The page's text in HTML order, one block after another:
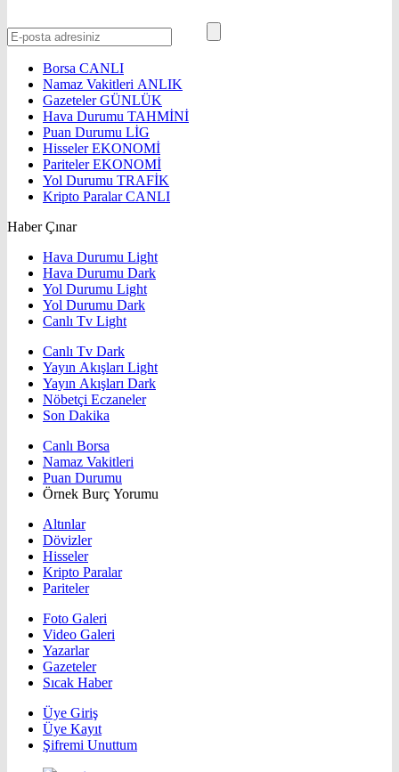
Borsa CANLI
Namaz Vakitleri ANLIK
GazetelerGÜNLÜK
Hava Durumu TAHMİNİ
Puan Durumu LİG
HisselerEKONOMİ
ParitelerEKONOMİ
Yol Durumu TRAFİK
Kripto ParalarCANLI
Haber Çınar
Hava Durumu Light
Hava Durumu Dark
Yol Durumu Light
Yol Durumu Dark
Canlı Tv Light
Canlı Tv Dark
Yayın Akışları Light
Yayın Akışları Dark
Nöbetçi Eczaneler
Son Dakika
Canlı Borsa
Namaz Vakitleri
Puan Durumu
Örnek Burç Yorumu
Altınlar
Dövizler
Hisseler
Kripto Paralar
Pariteler
Foto Galeri
Video Galeri
Yazarlar
Gazeteler
Sıcak Haber
Üye Giriş
Üye Kayıt
Şifremi Unuttum